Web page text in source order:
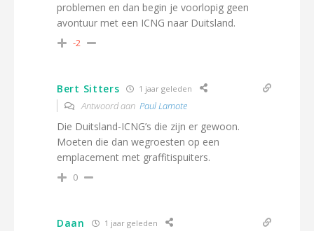
problemen en dan begin je voorlopig geen
avontuur met een ICNG naar Duitsland.
-2
Bert Sitters 1 jaar geleden
Antwoord aan Paul Lamote
Die Duitsland-ICNG’s die zijn er gewoon.
Moeten die dan wegroesten op een
emplacement met graffitispuiters.
0
Daan 1 jaar geleden